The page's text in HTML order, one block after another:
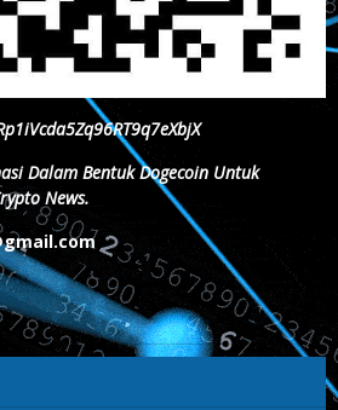
Dalam Bentuk Dogecoin Untuk
News.